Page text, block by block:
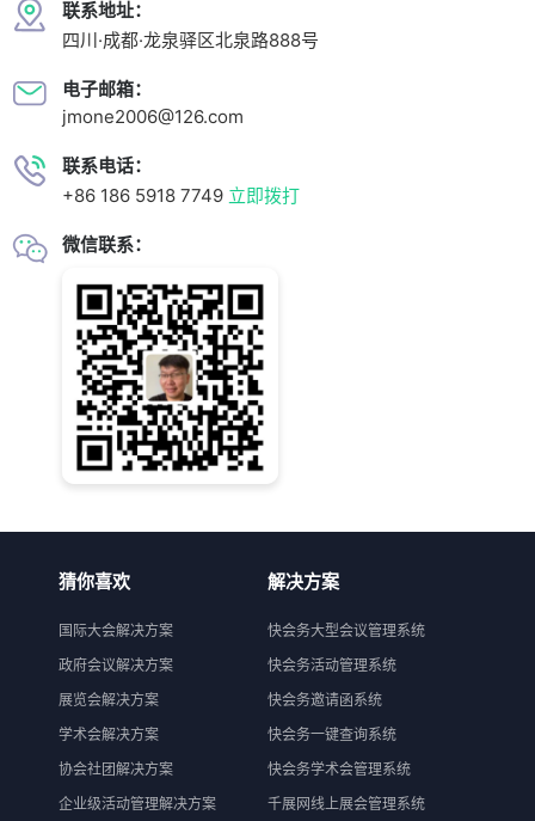
联系地址：
四川·成都·龙泉驿区北泉路888号
电子邮箱：
jmone2006@126.com
联系电话：
+86 186 5918 7749 立即拨打
微信联系：
猜你喜欢
国际大会解决方案
政府会议解决方案
展览会解决方案
学术会解决方案
协会社团解决方案
企业级活动管理解决方案
解决方案
快会务大型会议管理系统
快会务活动管理系统
快会务邀请函系统
快会务一键查询系统
快会务学术会管理系统
千展网线上展会管理系统